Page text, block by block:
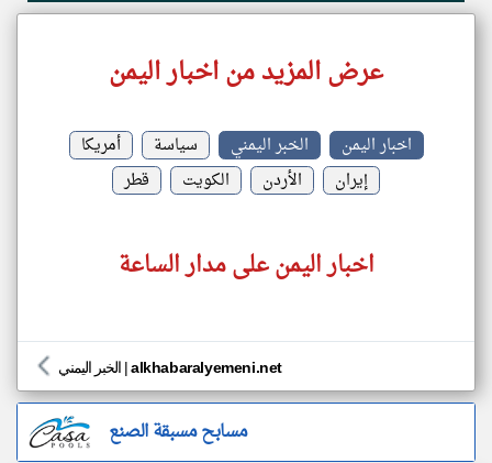
عرض المزيد من اخبار اليمن
اخبار اليمن الخبر اليمني سياسة
أمريكا
إيران
الأردن الكويت قطر
اخبار اليمن على مدار الساعة
الخبر اليمني |alkhabaralyemeni.net
مسابح مسبقة الصنع